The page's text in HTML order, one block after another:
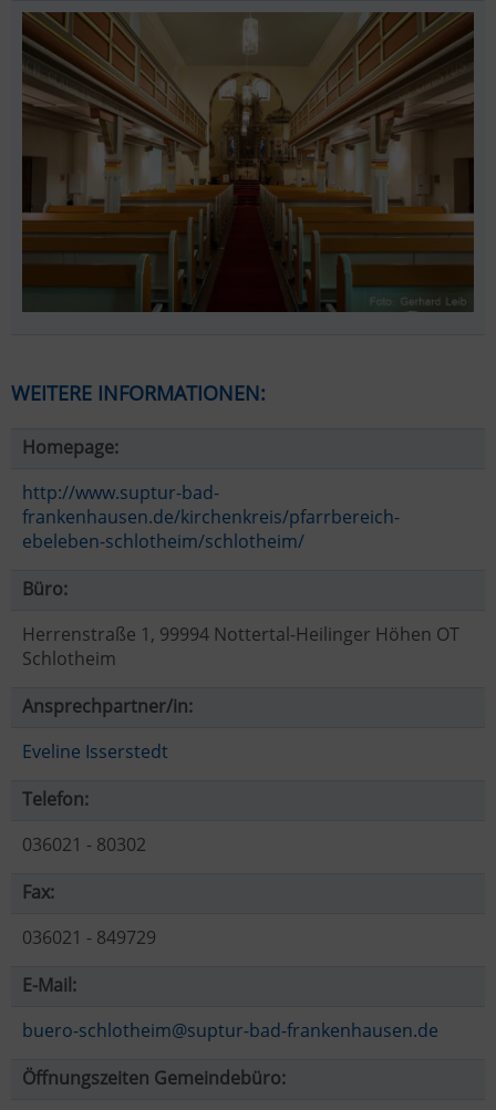
WEITERE INFORMATIONEN:
Homepage:
http://www.suptur-bad-
frankenhausen.de/kirchenkreis/pfarrbereich-
ebeleben-schlotheim/schlotheim/
Büro:
Herrenstraße 1, 99994 Nottertal-Heilinger Höhen OT
Schlotheim
Ansprechpartner/in:
Eveline Isserstedt
Telefon:
036021 - 80302
Fax:
036021 - 849729
E-Mail:
buero-schlotheim@suptur-bad-frankenhausen.de
Öffnungszeiten Gemeindebüro: